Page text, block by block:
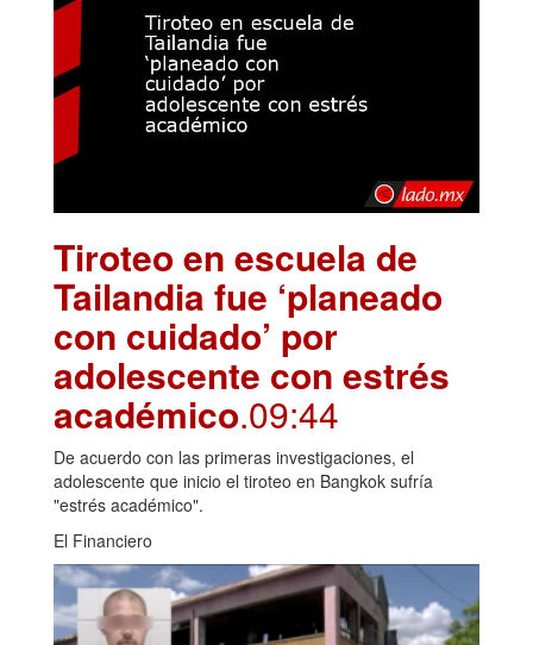
Tiroteo en escuela de
Tailandia fue ‘planeado
con cuidado’ por
adolescente con estrés
académico.09:44
De acuerdo con las primeras investigaciones, el
adolescente que inicio el tiroteo en Bangkok sufría
"estrés académico".
El Financiero